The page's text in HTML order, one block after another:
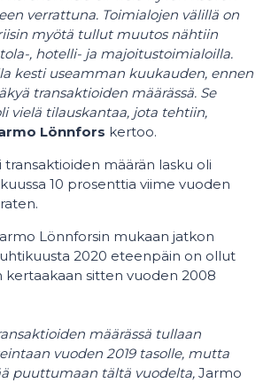
verrattuna. Toimialojen välillä on
myötä tullut muutos nähtiin
, hotelli- ja majoitustoimialoilla.
kesti useamman kuukauden, ennen
transaktioiden määrässä. Se
vielä tilauskantaa, jota tehtiin,
Lönnfors kertoo.
transaktioiden määrän lasku oli
10 prosenttia viime vuoden
Lönnforsin mukaan jatkon
2020 eteenpäin on ollut
kertaakaan sitten vuoden 2008
määrässä tullaan
vuoden 2019 tasolle, mutta
puuttumaan tältä vuodelta, Jarmo